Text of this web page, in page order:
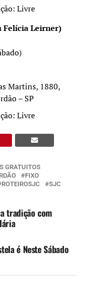
Livre
Felícia Leirner)
Martins, 1880,
– SP
Livre
GRATUITOS
FIXO
ROTEIROSJC SJC
tradição com
é Neste Sábado